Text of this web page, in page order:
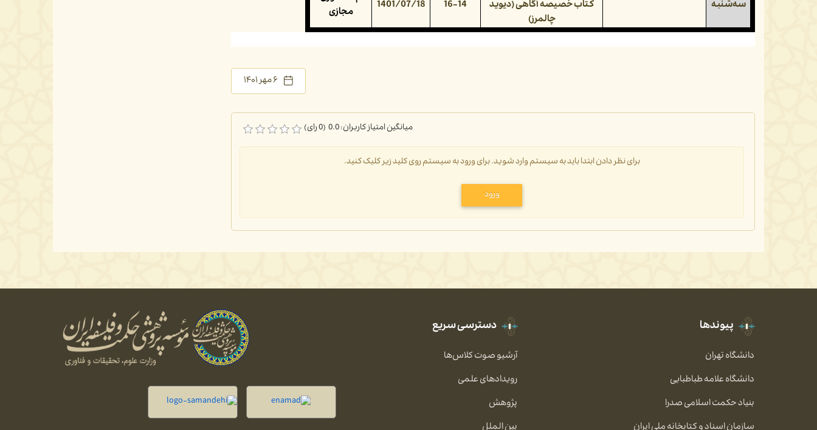
سه‌شنبه
کتاب خصیصه آگاهی (دیوید
چالمرز)
16-14
1401/07/18
مجازی
۶ مهر ۱۴۰۱
میانگین امتیاز کاربران: 0.0 (0 رای)
برای نظر دادن ابتدا باید به سیستم وارد شوید. برای ورود به سیستم روی کلید زیر کلیک کنید.
ورود
پیوندها
دانشگاه تهران
دانشگاه علامه طباطبایی
بنیاد حکمت اسلامی صدرا
دسترسی سریع
آرشیو صوت کلاس‌ها
رویدادهای علمی
پژوهش